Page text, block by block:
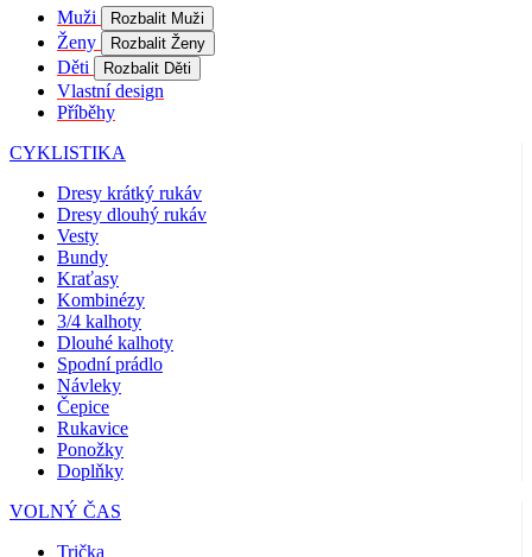
Muži Rozbalit Muži
Ženy Rozbalit Ženy
Děti Rozbalit Děti
Vlastní design
Příběhy
CYKLISTIKA
Dresy krátký rukáv
Dresy dlouhý rukáv
Vesty
Bundy
Kraťasy
Kombinézy
3/4 kalhoty
Dlouhé kalhoty
Spodní prádlo
Návleky
Čepice
Rukavice
Ponožky
Doplňky
VOLNÝ ČAS
Trička